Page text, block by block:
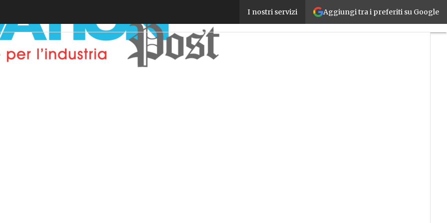
Aggiungi tra i preferiti su Google
I nostri servizi
SoftBank Robotics Europe diventa Aldebaran e